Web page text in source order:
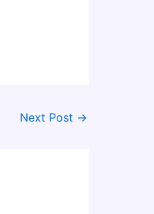
Next Post →